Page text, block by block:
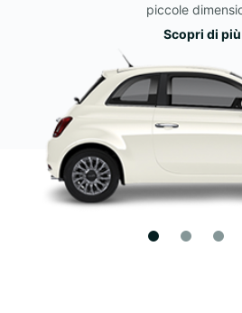
piccole
Scopri di più